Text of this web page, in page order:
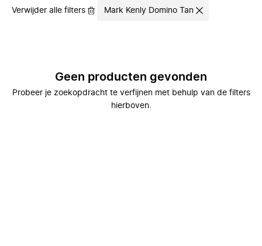
Verwijder alle filters Mark Kenly Domino Tan
Geen producten gevonden
Probeer je zoekopdracht te verfijnen met behulp van de filters
hierboven.